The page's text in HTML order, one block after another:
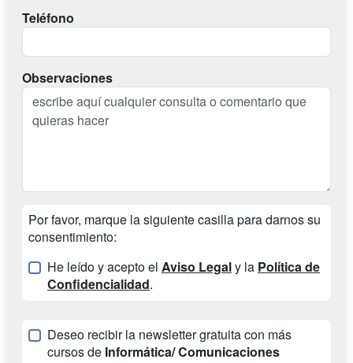
Teléfono
Observaciones
Por favor, marque la siguiente casilla para darnos su
consentimiento:
He leído y acepto el Aviso Legaly la Política de
Confidencialidad.
Deseo recibir la newsletter gratuita con más
cursos de Informática/ Comunicaciones